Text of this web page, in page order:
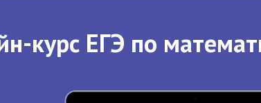
курс ЕГЭ по